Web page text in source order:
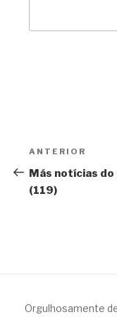
Navegação
de
Post
Anterior
ANTERIOR
Más notícias do
(119)
Orgulhosamente